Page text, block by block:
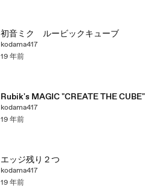
初音ミク ルービックキューブ
kodama417
19 年前
Rubik's MAGIC "CREATE THE CUBE"
kodama417
19 年前
エッジ残り２つ
kodama417
19 年前